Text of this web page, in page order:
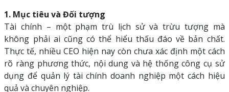
1. Mục tiêu và Đối tượng
Tài chính – một phạm trù lịch sử và trừu tượng mà
không phải ai cũng có thể hiểu thấu đáo về bản chất.
Thực tế, nhiều CEO hiện nay còn chưa xác định một cách
rõ ràng phương thức, nội dung và hệ thống công cụ sử
dụng để quản lý tài chính doanh nghiệp một cách hiệu
quả và chuyên nghiệp.